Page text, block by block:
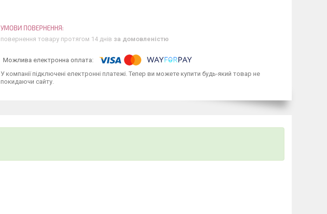
повернення товару протягом 14 днів за домовленістю
У компанії підключені електронні платежі. Тепер ви можете купити будь-який товар не
покидаючи сайту.